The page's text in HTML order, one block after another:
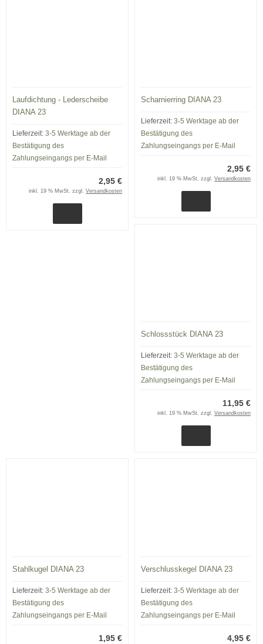
Laufdichtung - Lederscheibe
DIANA 23
Lieferzeit: 3-5 Werktage ab der
Bestätigung des
Zahlungseingangs per E-Mail
2,95 €
inkl. 19 % MwSt. zzgl. Versandkosten
Scharnierring DIANA 23
Lieferzeit: 3-5 Werktage ab der
Bestätigung des
Zahlungseingangs per E-Mail
2,95 €
inkl. 19 % MwSt. zzgl. Versandkosten
Schlossstück DIANA 23
Lieferzeit: 3-5 Werktage ab der
Bestätigung des
Zahlungseingangs per E-Mail
11,95 €
inkl. 19 % MwSt. zzgl. Versandkosten
Stahlkugel DIANA 23
Lieferzeit: 3-5 Werktage ab der
Bestätigung des
Zahlungseingangs per E-Mail
1,95 €
Verschlusskegel DIANA 23
Lieferzeit: 3-5 Werktage ab der
Bestätigung des
Zahlungseingangs per E-Mail
4,95 €